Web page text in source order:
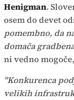
Henigman.
osem do devet
pomembno, da
domača
ni vedno
"Konkurenca
velikih